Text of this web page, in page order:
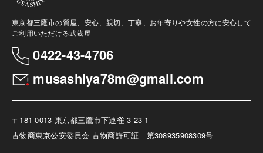
東京都三鷹市の質屋、安心、親切、丁寧、お年寄りや女性の方に安心して
ご利用いただける武蔵屋
0422-43-4706
musashiya78m@gmail.com
〒181-0013 東京都三鷹市下連雀 3-23-1
古物商東京公安委員会 古物商許可証 第308935908309号